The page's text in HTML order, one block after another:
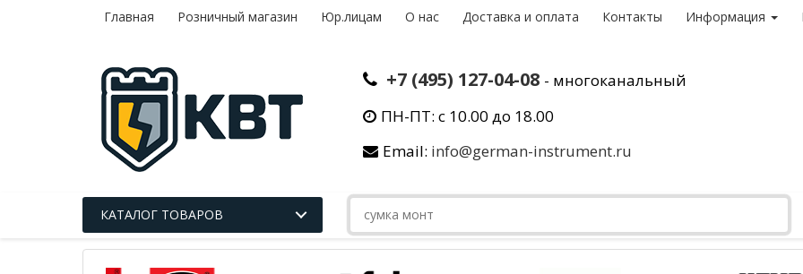
Главная Розничный магазин Юр.лицам О нас Доставка и оплата Контакты Информация
+7 (495) 127-04-08 - многоканальный
ПН-ПТ: с 10.00 до 18.00
Email: info@german-instrument.ru
КАТАЛОГ ТОВАРОВ